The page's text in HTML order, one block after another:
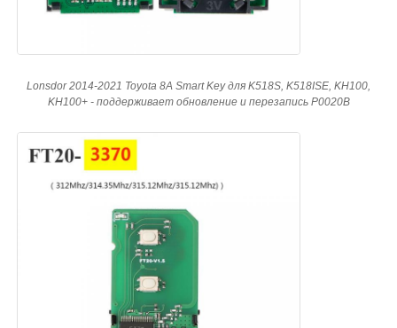
Lonsdor 2014-2021 Toyota 8A Smart Key для K518S, K518ISE, KH100,
KH100+ - поддерживает обновление и перезапись P0020B